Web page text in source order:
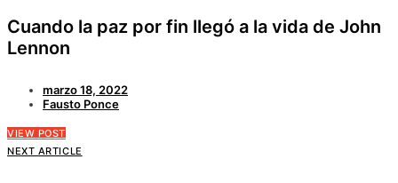
Cuando la paz por fin llegó a la vida de John
Lennon
marzo 18, 2022
Fausto Ponce
VIEW POST
NEXT ARTICLE